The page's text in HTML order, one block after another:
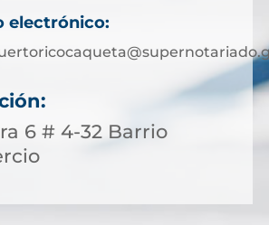
electrónico:
6 # 4-32 Barrio